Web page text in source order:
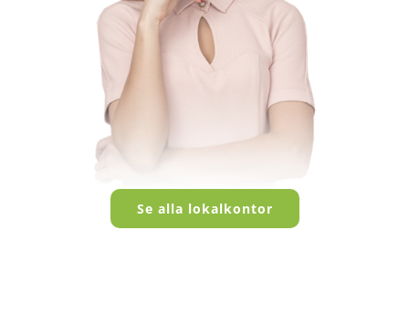
Se alla lokalkontor